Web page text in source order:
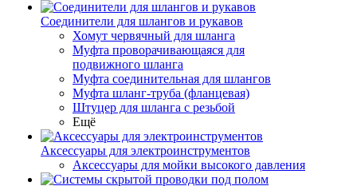
Соединители для шлангов и рукавов
Хомут червячный для шланга
Муфта проворачивающаяся для
подвижного шланга
Муфта соединительная для шлангов
Муфта шланг-труба (фланцевая)
Штуцер для шланга с резьбой
Ещё
Аксессуары для электроинструментов
Аксессуары для мойки высокого давления